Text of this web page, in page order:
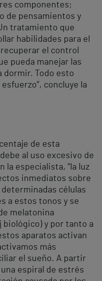
componentes;
de pensamientos y
tratamiento que
habilidades para el
el control
pueda manejar las
dormir. Todo esto
concluye la
de esta
al uso excesivo de
la especialista, “la luz
inmediatos sobre
células
a estos tonos y se
melatonina
biológico) y por tanto a
aparatos activan
más
el sueño. A partir
espiral de estrés